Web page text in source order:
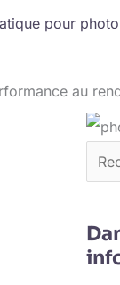
pour photo
au